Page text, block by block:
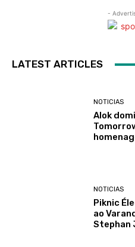
-
LATEST ARTICLES
NOTICIAS
Alok
NOTICIAS
Piknic
ao
Stephan